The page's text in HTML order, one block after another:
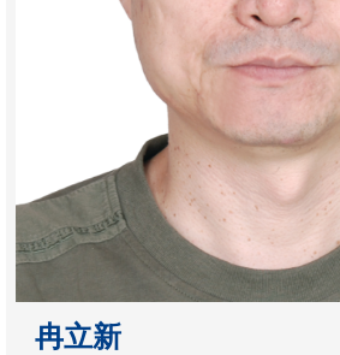
冉立新